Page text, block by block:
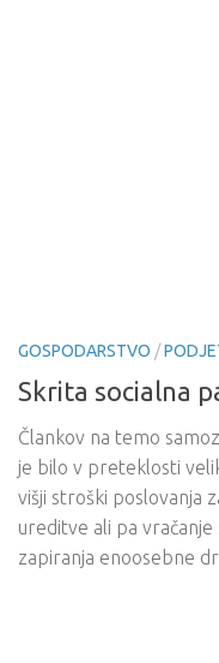
GOSPODARSTVO /
Skrita socialna
Člankov na temo
je bilo v preteklosti
višji stroški poslovanja
ureditve ali pa
zapiranja enoosebne